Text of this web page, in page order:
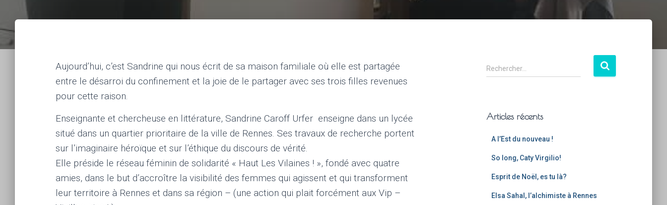
Aujourd’hui, c’est Sandrine qui nous écrit de sa maison familiale où elle est partagée
entre le désarroi du confinement et la joie de le partager avec ses trois filles revenues
pour cette raison.
Enseignante et chercheuse en littérature, Sandrine Caroff Urfer enseigne dans un lycée
situé dans un quartier prioritaire de la ville de Rennes. Ses travaux de recherche portent
sur l’imaginaire héroïque et sur l’éthique du discours de vérité.
Elle préside le réseau féminin de solidarité « Haut Les Vilaines ! », fondé avec quatre
amies, dans le but d’accroître la visibilité des femmes qui agissent et qui transforment
leur territoire à Rennes et dans sa région – (une action qui plait forcément aux Vip –
Rechercher…
Articles récents
A l’Est du nouveau !
So long, Caty Virgilio!
Esprit de Noël, es tu là?
Elsa Sahal, l’alchimiste à Rennes